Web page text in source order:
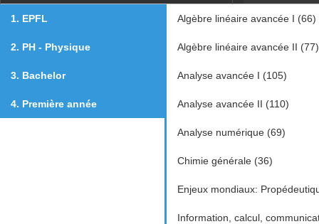
1. EPFL
2. PH - Physique
3. Bachelor
4. Première année
Algèbre linéaire avancée I (66)
Algèbre linéaire avancée II (77)
Analyse avancée I (105)
Analyse avancée II (110)
Analyse numérique (69)
Chimie générale (36)
Enjeux mondiaux:
Information, calcul,